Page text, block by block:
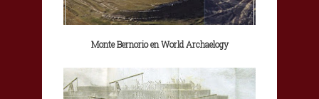
Monte Bernorio en World Archaelogy